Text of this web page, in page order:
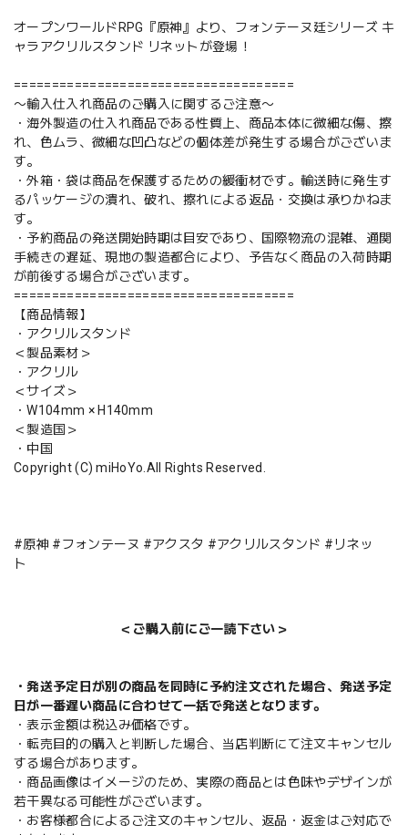
オープンワールドRPG『原神』より、フォンテーヌ廷シリーズ キ
ャラアクリルスタンド リネットが登場！
=====================================
〜輸入仕入れ商品のご購入に関するご注意〜
・海外製造の仕入れ商品である性質上、商品本体に微細な傷、擦
れ、色ムラ、微細な凹凸などの個体差が発生する場合がございま
す。
・外箱・袋は商品を保護するための緩衝材です。輸送時に発生す
るパッケージの潰れ、破れ、擦れによる返品・交換は承りかねま
す。
・予約商品の発送開始時期は目安であり、国際物流の混雑、通関
手続きの遅延、現地の製造都合により、予告なく商品の入荷時期
が前後する場合がございます。
=====================================
【商品情報】
・アクリルスタンド
＜製品素材＞
・アクリル
＜サイズ＞
・W104mm × H140mm
＜製造国＞
・中国
Copyright (C) miHoYo.All Rights Reserved.
#原神 #フォンテーヌ #アクスタ #アクリルスタンド #リネッ
ト
＜ご購入前にご一読下さい＞
・発送予定日が別の商品を同時に予約注文された場合、発送予定
日が一番遅い商品に合わせて一括で発送となります。
・表示金額は税込み価格です。
・転売目的の購入と判断した場合、当店判断にて注文キャンセル
する場合があります。
・商品画像はイメージのため、実際の商品とは色味やデザインが
若干異なる可能性がございます。
・お客様都合によるご注文のキャンセル、返品・返金はご対応で